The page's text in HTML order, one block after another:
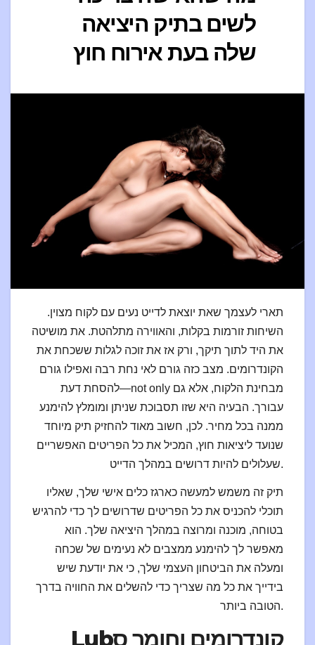
לשים בתיק היציאה
שלה בעת אירוח חוץ
תארי לעצמך שאת יוצאת לדייט נעים עם לקוח מצוין.
השיחות זורמות בקלות, והאווירה מתלהטת. את מושיטה
את היד לתוך תיקך, ורק אז את זוכה לגלות ששכחת את
הקונדרומים. מצב כזה גורם לאי נחת רבה ואפילו גורם
להסחת דעת—not only מבחינת הלקוח, אלא גם
עבורך. הבעיה היא שזו תסבוכת שניתן ומומלץ להימנע
ממנה בכל מחיר. לכן, חשוב מאוד להחזיק תיק מיוחד
שנועד ליציאות חוץ, המכיל את כל הפריטים האפשריים
שעלולים להיות דרושים במהלך הדייט.
תיק זה משמש למעשה כארגז כלים אישי שלך, שאליו
תוכלי להכניס את כל הפריטים שדרושים לך כדי להרגיש
בטוחה, מוכנה ומרוצה במהלך היציאה שלך. הוא
מאפשר לך להימנע ממצבים לא נעימים של שכחה
ומעלה את הביטחון העצמי שלך, כי את יודעת שיש
בידייך את כל מה שצריך כדי להשלים את החוויה בדרך
הטובה ביותר.
קונדרומים וחומר סLub